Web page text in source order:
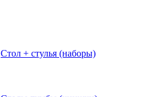
Стол + стулья (наборы)